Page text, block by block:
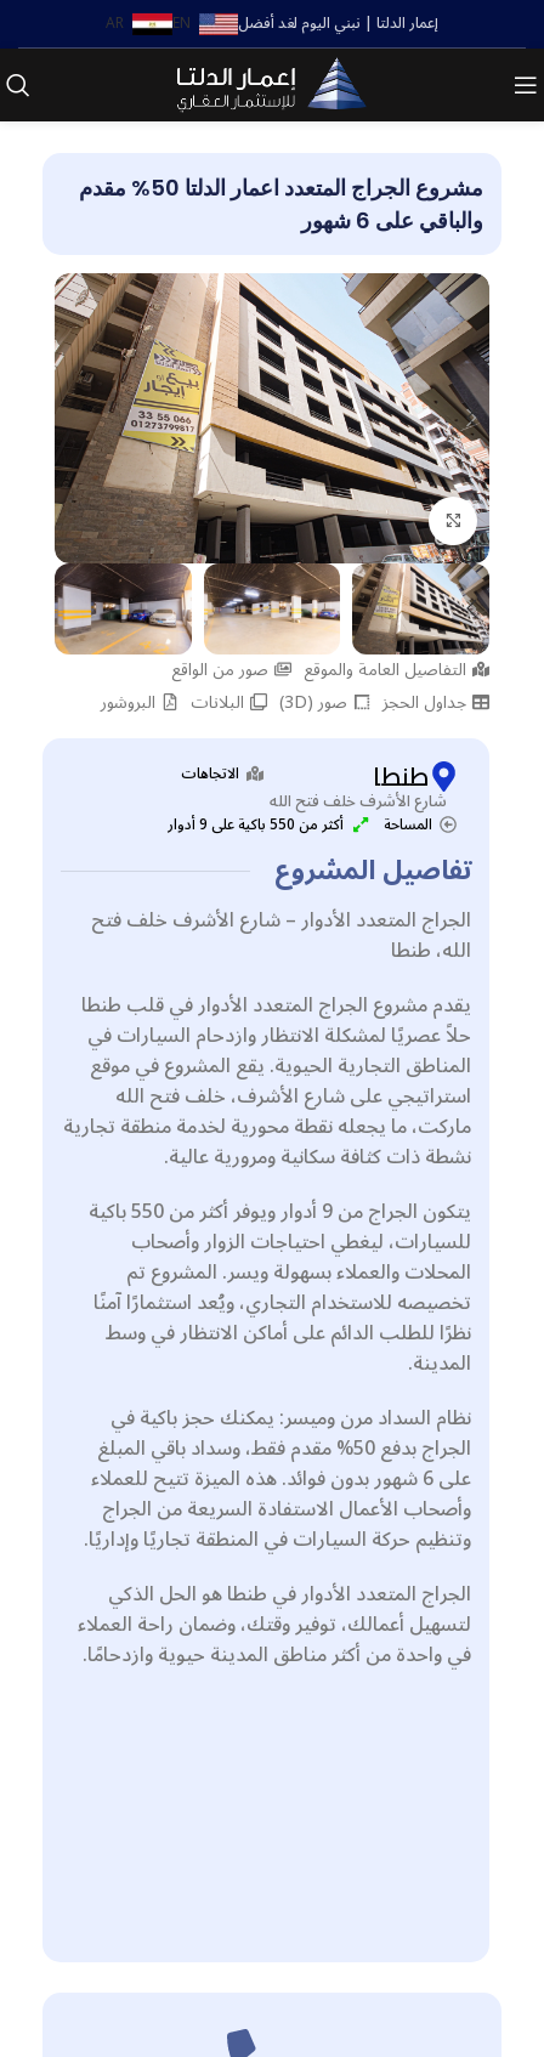
إعمار الدلتا | نبني اليوم لغد أفضل EN
AR
مشروع الجراج المتعدد اعمار الدلتا 50% مقدم
والباقي على 6 شهور
Click to enlarge
التفاصيل العامة والموقع
صور من الواقع
جداول الحجز
صور (3D) البلانات البروشور
طنطا الاتجاهات
شارع الأشرف خلف فتح الله
المساحة أكثر من 550 باكية على 9 أدوار
تفاصيل المشروع
الجراج المتعدد الأدوار – شارع الأشرف خلف فتح
الله، طنطا
يقدم مشروع الجراج المتعدد الأدوار في قلب طنطا
حلاً عصريًا لمشكلة الانتظار وازدحام السيارات في
المناطق التجارية الحيوية. يقع المشروع في موقع
استراتيجي على شارع الأشرف، خلف فتح الله
ماركت، ما يجعله نقطة محورية لخدمة منطقة تجارية
نشطة ذات كثافة سكانية ومرورية عالية.
يتكون الجراج من 9 أدوار ويوفر أكثر من 550 باكية
للسيارات، ليغطي احتياجات الزوار وأصحاب
المحلات والعملاء بسهولة ويسر. المشروع تم
تخصيصه للاستخدام التجاري، ويُعد استثمارًا آمنًا
نظرًا للطلب الدائم على أماكن الانتظار في وسط
المدينة.
نظام السداد مرن وميسر: يمكنك حجز باكية في
الجراج بدفع 50% مقدم فقط، وسداد باقي المبلغ
على 6 شهور بدون فوائد. هذه الميزة تتيح للعملاء
وأصحاب الأعمال الاستفادة السريعة من الجراج
وتنظيم حركة السيارات في المنطقة تجاريًا وإداريًا.
الجراج المتعدد الأدوار في طنطا هو الحل الذكي
لتسهيل أعمالك، توفير وقتك، وضمان راحة العملاء
في واحدة من أكثر مناطق المدينة حيوية وازدحامًا.